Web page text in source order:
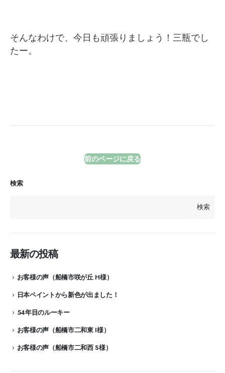
そんなわけで、今日も頑張りましょう！三瓶でし
たー。
前のページに戻る
検索
検索
最新の投稿
お客様の声（船橋市咲が丘 H様）
日本ペイントから新色が出ました！
54年目のルーキー
お客様の声（船橋市二和東 I様）
お客様の声（船橋市二和西 S様）